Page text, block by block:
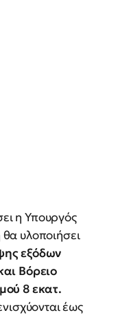
η Υπουργός
υλοποιήσει
εξόδων
Βόρειο
8 εκατ.
έως